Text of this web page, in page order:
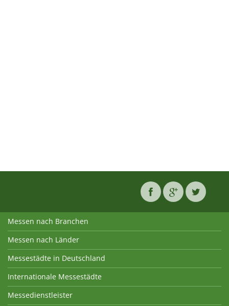
Messen nach Branchen
Messen nach Länder
Messestädte in Deutschland
Internationale Messestädte
Messedienstleister